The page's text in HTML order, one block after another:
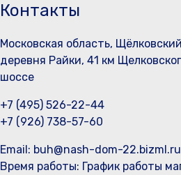
Контакты
Московская область,
деревня Райки, 41 км
шоссе
+7 (495) 526-22-44
+7 (926) 738-57-60
Email: buh@nash-dom-22.bizml.ru
Время работы: График работы